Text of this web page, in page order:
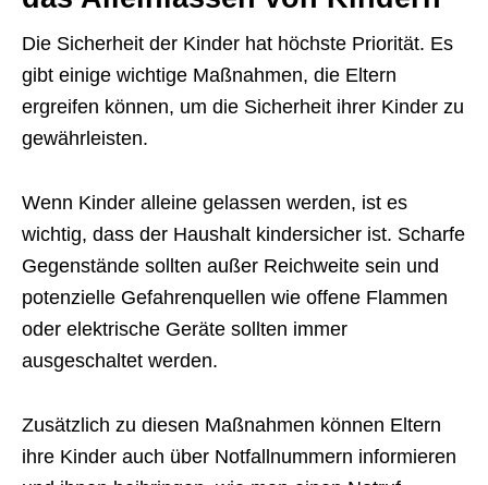
Die Sicherheit der Kinder hat höchste Priorität. Es
gibt einige wichtige Maßnahmen, die Eltern
ergreifen können, um die Sicherheit ihrer Kinder zu
gewährleisten.
Wenn Kinder alleine gelassen werden, ist es
wichtig, dass der Haushalt kindersicher ist. Scharfe
Gegenstände sollten außer Reichweite sein und
potenzielle Gefahrenquellen wie offene Flammen
oder elektrische Geräte sollten immer
ausgeschaltet werden.
Zusätzlich zu diesen Maßnahmen können Eltern
ihre Kinder auch über Notfallnummern informieren